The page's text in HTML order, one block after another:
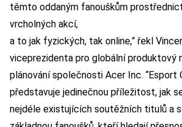
těmto oddaným fanouškům
vrcholných akcí,
a to jak fyzických, tak online,” řekl
viceprezidenta pro globální produktový
plánování společnosti Acer Inc. “Esport
představuje jedinečnou příležitost, jak
nejdéle existujících soutěžních titulů a